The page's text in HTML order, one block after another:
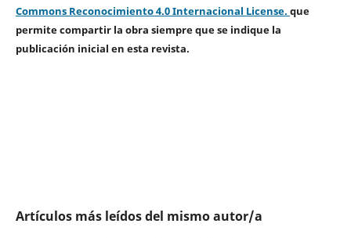
Commons Reconocimiento 4.0 Internacional License. que
permite compartir la obra siempre que se indique la
publicación inicial en esta revista.
Artículos más leídos del mismo autor/a